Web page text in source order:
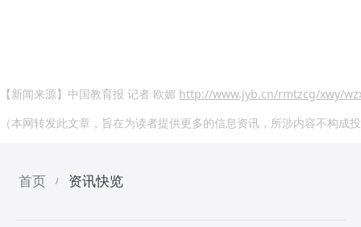
【新闻来源】中国教育报 记者 欧媚 http://www.jyb.cn/rmtzcg/xwy/
（本网转发此文章，旨在为读者提供更多的信息资讯，所涉内容不构
首页 / 资讯快览